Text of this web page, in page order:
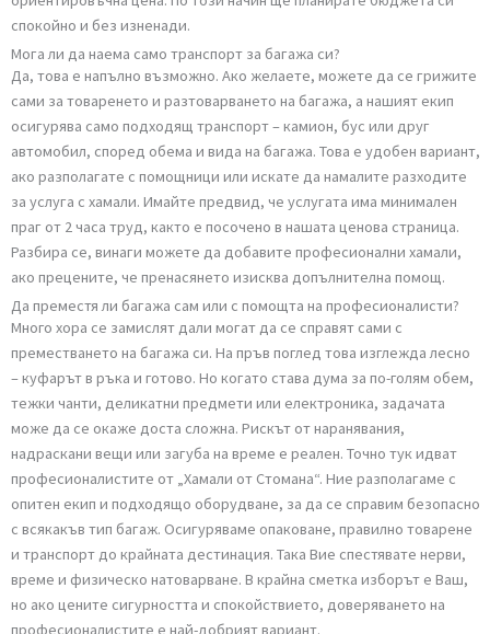
рамките на един квартал е различно от превоз до друг град. Ако
имате деликатни предмети или техника, която трябва да се
транспортира, също може да се изиска специално опаковане. В
„Хамали от Стомана“ винаги предлагаме прозрачни условия и
индивидуални оферти, за да знаете колко ще струва услугата
точно за Вашия случай. Можете да се свържете с нас по
или чрез формата за контакт и да получите бърза
ориентировъчна цена. По този начин ще планирате бюджета си
спокойно и без изненади.
Мога ли да наема само транспорт за багажа си?
Да, това е напълно възможно. Ако желаете, можете да се
сами за товаренето и разтоварването на багажа, а нашият екип
осигурява само подходящ транспорт – камион, бус или друг
автомобил, според обема и вида на багажа. Това е удобен
ако разполагате с помощници или искате да намалите разходите
за услуга с хамали. Имайте предвид, че услугата има минимален
праг от 2 часа труд, както е посочено в нашата ценова страница.
Разбира се, винаги можете да добавите професионални хамали,
ако прецените, че пренасянето изисква допълнителна помощ.
Да преместя ли багажа сам или с помощта на професионалисти?
Много хора се замислят дали могат да се справят сами с
преместването на багажа си. На пръв поглед това изглежда
– куфарът в ръка и готово. Но когато става дума за по-голям
тежки чанти, деликатни предмети или електроника, задачата